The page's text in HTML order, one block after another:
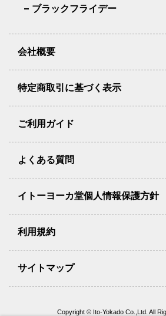
ブラックフライデー
会社概要
特定商取引に基づく表示
ご利用ガイド
よくある質問
イトーヨーカ堂個人情報保護方針
利用規約
サイトマップ
Copyright © Ito-Yokado Co.,Ltd. All